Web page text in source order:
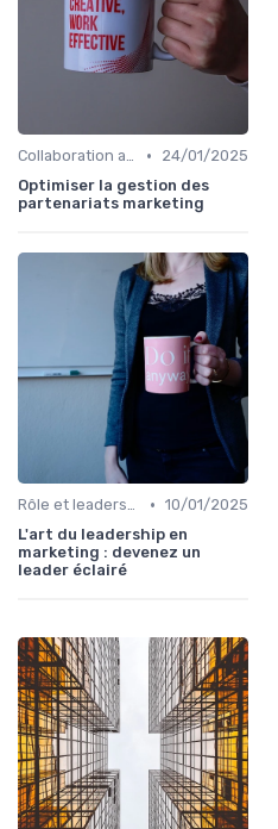
Collaboration avec les équipes Sales •
24/01/2025
Optimiser la gestion des
partenariats marketing
Rôle et leadership du directeur marketing • 10/01/2025
L'art du leadership en
marketing : devenez un
leader éclairé